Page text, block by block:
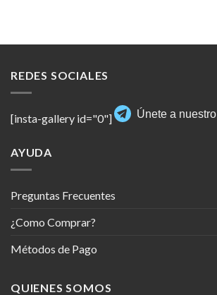
REDES SOCIALES
[insta-gallery id="0"] Únete a
AYUDA
Preguntas Frecuentes
¿Como Comprar?
Métodos de Pago
QUIENES SOMOS